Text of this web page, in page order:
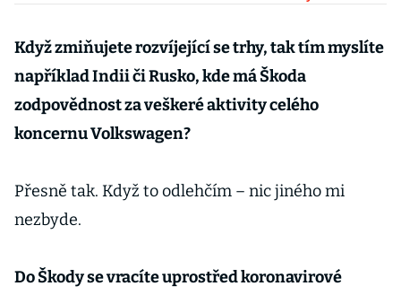
pro Čínu Martin
Jahn
Když zmiňujete rozvíjející se trhy, tak tím myslíte
například Indii či Rusko, kde má Škoda
zodpovědnost za veškeré aktivity celého
koncernu Volkswagen?
Přesně tak. Když to odlehčím – nic jiného mi
nezbyde.
Do Škody se vracíte uprostřed koronavirové